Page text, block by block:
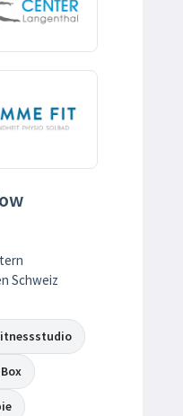
Schweiz